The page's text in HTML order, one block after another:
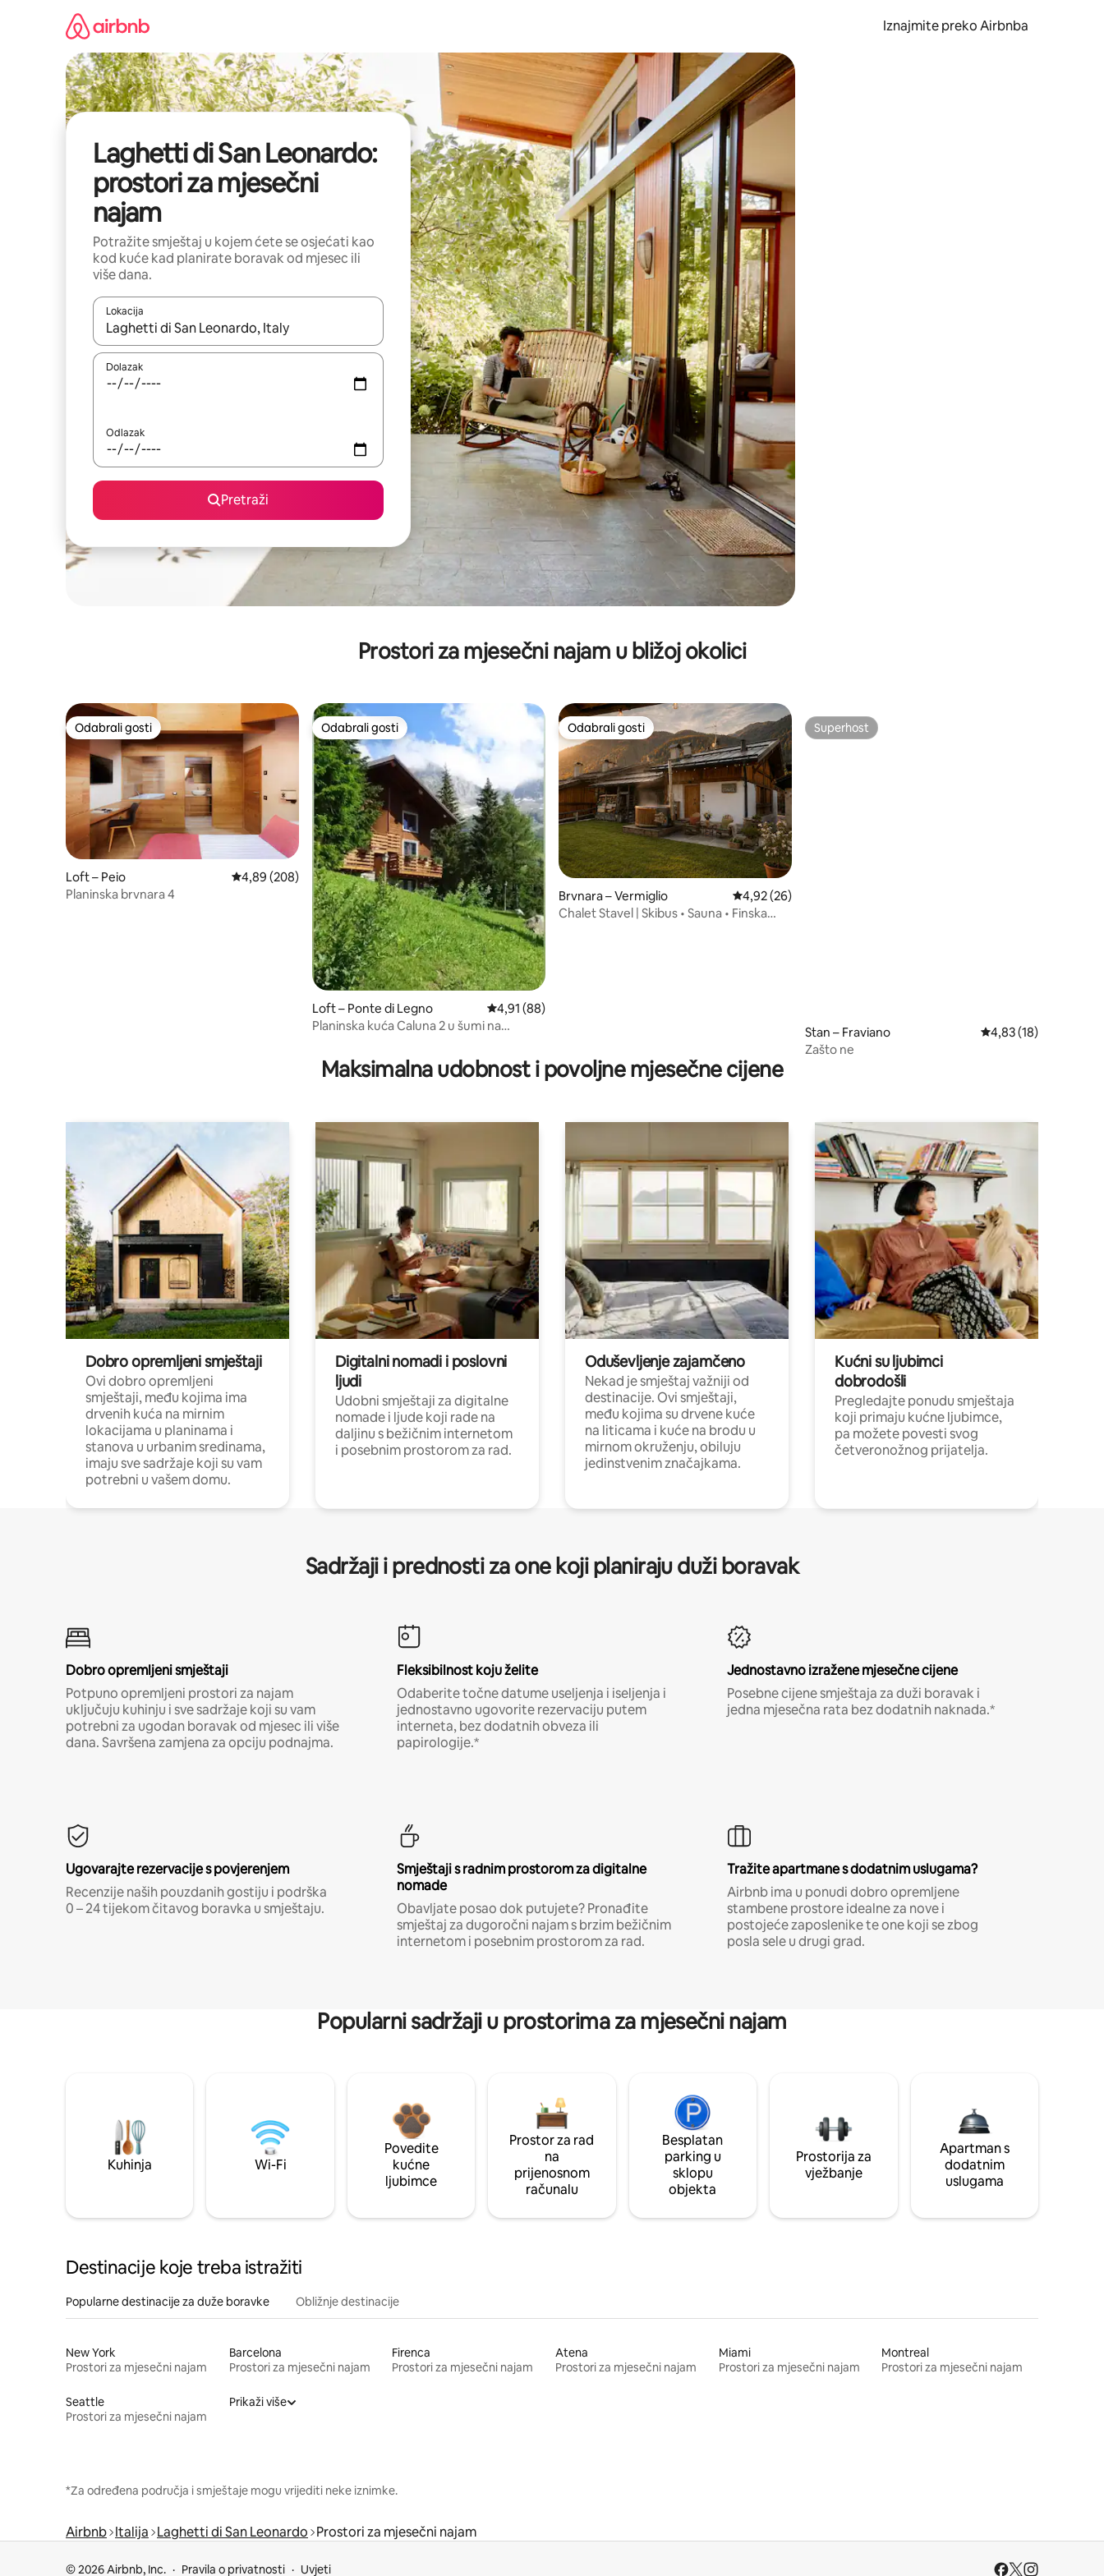
Iznajmite preko Airbnba
Laghetti di San Leonardo:
prostori za mjesečni
najam
Potražite smještaj u kojem ćete se osjećati kao
kod kuće kad planirate boravak od mjesec ili
više dana.
Lokacija
Kada budu dostupni rezultati, moći ćete ih pregledati koristeći se strelicama prema gore i prema dolje, kao i dodirom ili prelaskom prstom po zaslonu.
Dolazak
Odlazak
Pretraži
Prostori za mjesečni najam u bližoj okolici
Odabrali gosti
Odabrali gosti
Loft – Peio Prosječna ocjena: 4,89/5, recenzija: 208
4,89 (208)
Planinska brvnara 4
Odabrali gosti
Odabrali gosti
Loft – Ponte di Legno Prosječna ocjena: 4,91/5, recenzija: 88
4,91 (88)
Planinska kuća Caluna 2 u šumi na
Odabrali gosti
Odabrali gosti
Brvnara – Vermiglio Prosječna ocjena: 4,92/5, recenzija: 26
4,92 (26)
Chalet Stavel | Skibus • Sauna • Finska
Superhost
Superhost
Stan – Fraviano Prosječna ocjena:
4,83 (18)
Zašto ne
Maksimalna udobnost i povoljne mjesečne cijene
Dobro opremljeni smještaji
Ovi dobro opremljeni
smještaji, među kojima ima
drvenih kuća na mirnim
lokacijama u planinama i
stanova u urbanim sredinama,
imaju sve sadržaje koji su vam
potrebni u vašem domu.
Digitalni nomadi i poslovni
ljudi
Udobni smještaji za digitalne
nomade i ljude koji rade na
daljinu s bežičnim internetom
i posebnim prostorom za rad.
Oduševljenje zajamčeno
Nekad je smještaj važniji od
destinacije. Ovi smještaji,
među kojima su drvene kuće
na liticama i kuće na brodu u
mirnom okruženju, obiluju
jedinstvenim značajkama.
Kućni su ljubimci
dobrodošli
Pregledajte ponudu smještaja
koji primaju kućne ljubimce,
pa možete povesti svog
četveronožnog prijatelja.
Sadržaji i prednosti za one koji planiraju duži boravak
Dobro opremljeni smještaji
Potpuno opremljeni prostori za najam
uključuju kuhinju i sve sadržaje koji su vam
potrebni za ugodan boravak od mjesec ili više
dana. Savršena zamjena za opciju podnajma.
Fleksibilnost koju želite
Odaberite točne datume useljenja i iseljenja i
jednostavno ugovorite rezervaciju putem
interneta, bez dodatnih obveza ili
papirologije.*
Jednostavno izražene mjesečne cijene
Posebne cijene smještaja za duži boravak i
jedna mjesečna rata bez dodatnih naknada.*
Ugovarajte rezervacije s povjerenjem
Recenzije naših pouzdanih gostiju i podrška
0 – 24 tijekom čitavog boravka u smještaju.
Smještaji s radnim prostorom za digitalne
nomade
Obavljate posao dok putujete? Pronađite
smještaj za dugoročni najam s brzim bežičnim
internetom i posebnim prostorom za rad.
Tražite apartmane s dodatnim uslugama?
Airbnb ima u ponudi dobro opremljene
stambene prostore idealne za nove i
postojeće zaposlenike te one koji se zbog
posla sele u drugi grad.
Popularni sadržaji u prostorima za mjesečni najam
Kuhinja Wi-Fi
Povedite
kućne
ljubimce
Prostor za rad
na
prijenosnom
računalu
Besplatan
parking u
sklopu
objekta
Prostorija za
vježbanje
Apartman s
dodatnim
uslugama
Destinacije koje treba istražiti
Popularne destinacije za duže boravke Obližnje destinacije
New York
Prostori za mjesečni najam
Barcelona
Prostori za mjesečni najam
Firenca
Prostori za mjesečni najam
Atena
Prostori za mjesečni najam
Miami
Prostori za mjesečni najam
Montreal
Prostori za mjesečni najam
Seattle
Prostori za mjesečni najam
Prikaži više
*Za određena područja i smještaje mogu vrijediti neke iznimke.
Airbnb Italija Laghetti di San Leonardo Prostori za mjesečni najam
© 2026 Airbnb, Inc. Pravila o privatnosti Uvjeti